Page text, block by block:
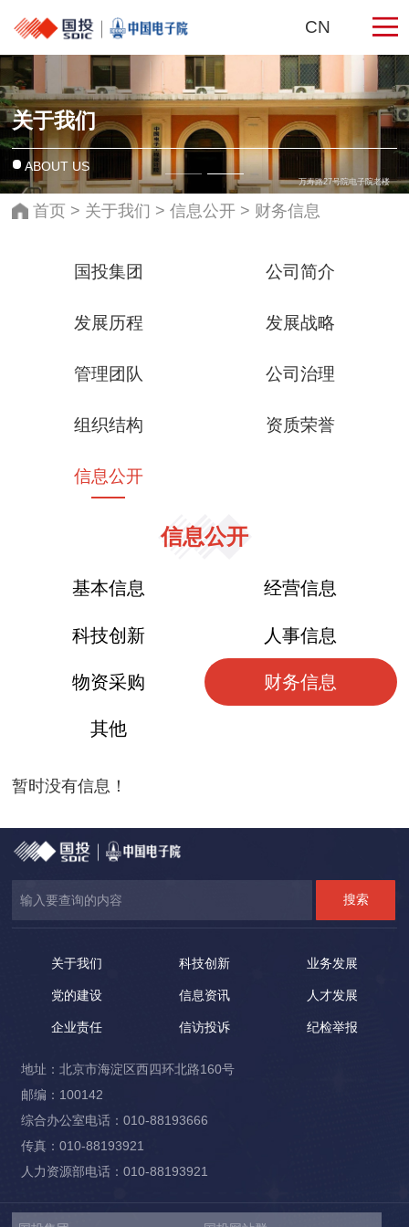
CN
关于我们
ABOUT US
万寿路27号院电子院老楼
首页 > 关于我们 > 信息公开> 财务信息
国投集团 公司简介
发展历程 发展战略
管理团队 公司治理
组织结构 资质荣誉
信息公开
信息公开
基本信息 经营信息
科技创新 人事信息
物资采购 财务信息
其他
暂时没有信息！
关于我们 科技创新 业务发展
党的建设 信息资讯 人才发展
企业责任 信访投诉 纪检举报
地址：北京市海淀区西四环北路160号
邮编：100142
综合办公室电话：010-88193666
传真：010-88193921
人力资源部电话：010-88193921